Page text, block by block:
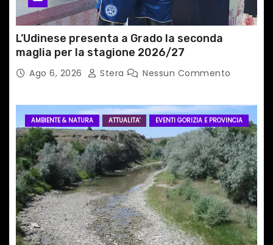
i
L’Udinese presenta a Grado la seconda
maglia per la stagione 2026/27
Ago 6, 2026 Stera Nessun Commento
AMBIENTE & NATURA ATTUALITA' EVENTI GORIZIA E PROVINCIA